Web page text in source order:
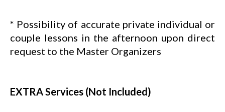
* Possibility of accurate private individual or
couple lessons in the afternoon upon direct
request to the Master Organizers
EXTRA Services (Not Included)